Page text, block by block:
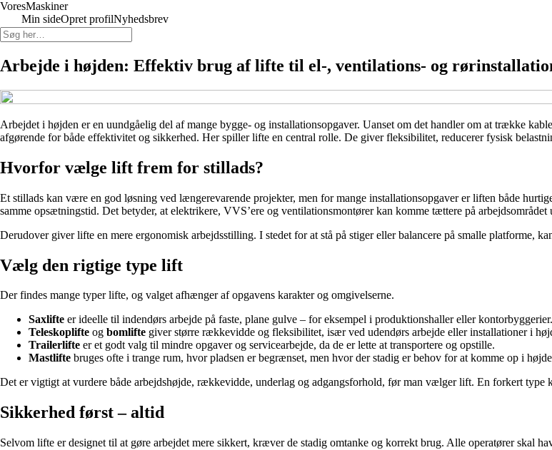
VoresMaskiner
Min sideOpret profilNyhedsbrev
Arbejde i højden: Effektiv brug af lifte til el-, ventilations- og
Arbejdet i højden er en uundgåelig del af mange bygge- og installationsopgaver. Uanset om det handler om at trække
afgørende for både effektivitet og sikkerhed. Her spiller lifte en central rolle. De giver fleksibilitet, reducerer fysisk
Hvorfor vælge lift frem for stillads?
Et stillads kan være en god løsning ved længerevarende projekter, men for mange installationsopgaver er liften både
samme opsætningstid. Det betyder, at elektrikere, VVS’ere og ventilationsmontører kan komme tættere på
Derudover giver lifte en mere ergonomisk arbejdsstilling. I stedet for at stå på stiger eller balancere på smalle platforme,
Vælg den rigtige type lift
Der findes mange typer lifte, og valget afhænger af opgavens karakter og omgivelserne.
Saxlifte er ideelle til indendørs arbejde på faste, plane gulve – for eksempel i produktionshaller eller
Teleskoplifte og bomlifte giver større rækkevidde og fleksibilitet, især ved udendørs arbejde eller installationer i
Trailerlifte er et godt valg til mindre opgaver og servicearbejde, da de er lette at transportere og opstille.
Mastlifte bruges ofte i trange rum, hvor pladsen er begrænset, men hvor der stadig er behov for at komme op i
Det er vigtigt at vurdere både arbejdshøjde, rækkevidde, underlag og adgangsforhold, før man vælger lift. En forkert
Sikkerhed først – altid
Selvom lifte er designet til at gøre arbejdet mere sikkert, kræver de stadig omtanke og korrekt brug. Alle operatører skal